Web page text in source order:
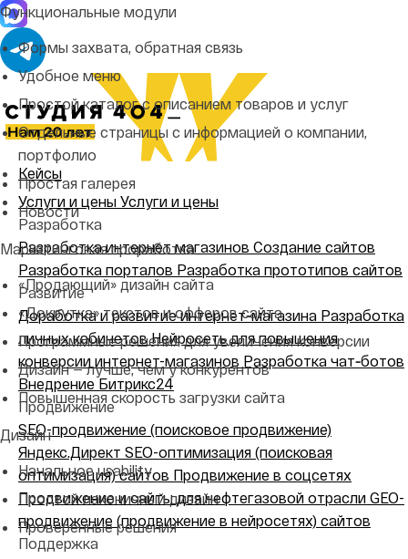
Кейсы
Услуги и цены Услуги и цены
Разработка
Разработка интернет магазинов Создание сайтов
Разработка порталов Разработка прототипов сайтов
Развитие
Доработка и развитие интернет‑магазина Разработка
личных кабинетовНейросеть для повышения
конверсии интернет-магазинов Разработка чат‑ботов
Внедрение Битрикс24
Продвижение
SEO-продвижение (поисковое продвижение)
Яндекс.Директ SEO-оптимизация (поисковая
оптимизация) сайтов Продвижение в соцсетях
Продвижение и сайты для нефтегазовой отрасли GEO-
продвижение (продвижение в нейросетях) сайтов
Поддержка
Функциональные модули
Формы захвата, обратная связь
Удобное меню
Простой каталог с описанием товаров и услуг
Отдельные страницы с информацией о компании,
портфолио
Простая галерея
Новости
Маркетинговая проработка
«Продающий» дизайн сайта
«Докрутка» текстов и офферов сайта
Программные решения для увеличения конверсии
Дизайн — лучше, чем у конкурентов
Повышенная скорость загрузки сайта
Дизайн
Начальное usability
Простой лаконичный дизайн
Проверенные решения